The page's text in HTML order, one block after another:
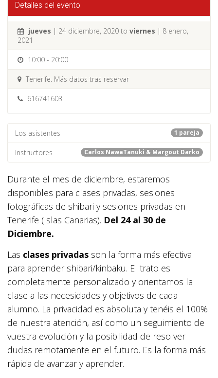
Detalles del evento
jueves | 24 diciembre, 2020 to viernes | 8 enero,
2021
10:00 - 20:00
Tenerife. Más datos tras reservar
616741603
1 pareja
Los asistentes
Carlos NawaTanuki & Margout Darko
Instructores
Durante el mes de diciembre, estaremos
disponibles para clases privadas, sesiones
fotográficas de shibari y sesiones privadas en
Tenerife (Islas Canarias). Del 24 al 30 de
Diciembre.
Las clases privadas son la forma más efectiva
para aprender shibari/kinbaku. El trato es
completamente personalizado y orientamos la
clase a las necesidades y objetivos de cada
alumno. La privacidad es absoluta y tenéis el 100%
de nuestra atención, así como un seguimiento de
vuestra evolución y la posibilidad de resolver
dudas remotamente en el futuro. Es la forma más
rápida de avanzar y aprender.